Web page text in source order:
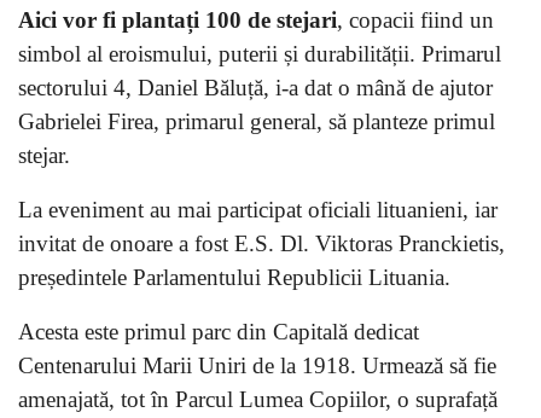
Aici vor fi plantați 100 de stejari, copacii fiind un
simbol al eroismului, puterii și durabilității. Primarul
sectorului 4, Daniel Băluță, i-a dat o mână de ajutor
Gabrielei Firea, primarul general, să planteze primul
stejar.
La eveniment au mai participat oficiali lituanieni, iar
invitat de onoare a fost E.S. Dl. Viktoras Pranckietis,
președintele Parlamentului Republicii Lituania.
Acesta este primul parc din Capitală dedicat
Centenarului Marii Uniri de la 1918. Urmează să fie
amenajată, tot în Parcul Lumea Copiilor, o suprafață